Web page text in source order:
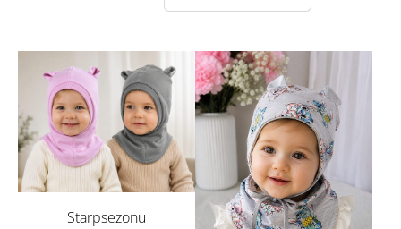
Starpsezonu